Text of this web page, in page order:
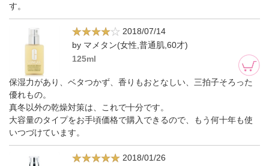
す。
2018/07/14
by マメタン(女性,普通肌,60才)
125ml
保湿力があり、ベタつかず、香りもおとなしい、三拍子そろった
優れもの。
真冬以外の乾燥対策は、これで十分です。
大容量のタイプをお手頃価格で購入できるので、もう何十年も使
いつづけています。
2018/01/26